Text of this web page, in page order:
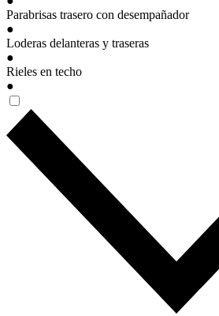
Parabrisas trasero con desempañador
●
Loderas delanteras y traseras
●
Rieles en techo
●